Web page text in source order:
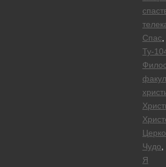
Спас
Ту-
Чудо
Я